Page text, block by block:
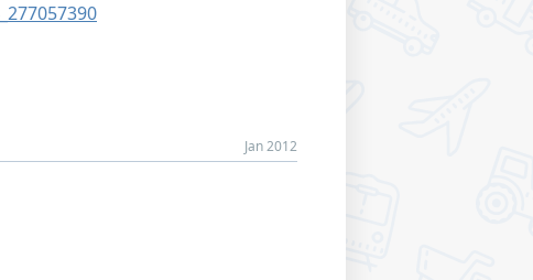
Jan 2012